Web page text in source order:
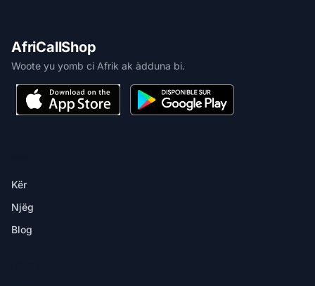
AfriCallShop
Woote yu yomb ci Afrik ak àdduna bi.
Kër
Njëg
Blog